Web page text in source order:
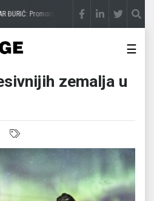
ĐURIĆ: Promocija potencijal pretvara u destinaciju
☰
zemalja u